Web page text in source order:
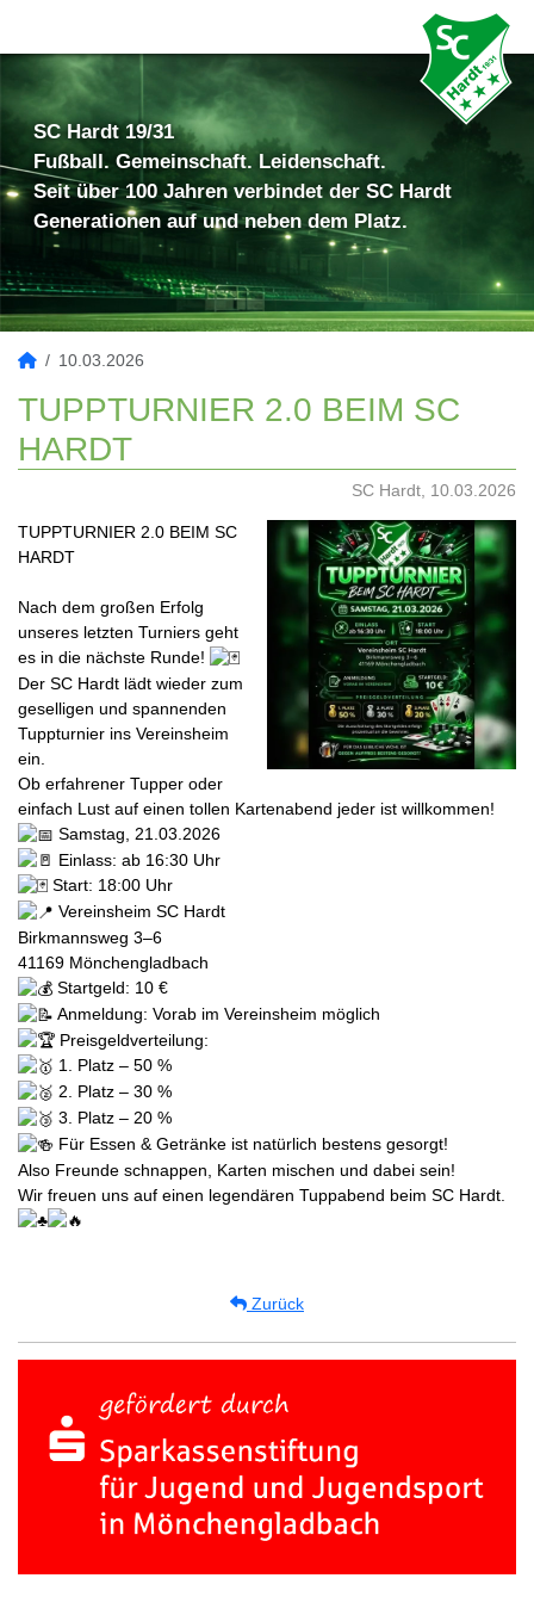
SC Hardt 19/31
Fußball. Gemeinschaft. Leidenschaft.
Seit über 100 Jahren verbindet der SC Hardt
Generationen auf und neben dem Platz.
10.03.2026
TUPPTURNIER 2.0 BEIM SC
HARDT
SC Hardt, 10.03.2026
TUPPTURNIER 2.0 BEIM SC
HARDT
Nach dem großen Erfolg
unseres letzten Turniers geht
es in die nächste Runde!
Der SC Hardt lädt wieder zum
geselligen und spannenden
Tuppturnier ins Vereinsheim
ein.
Ob erfahrener Tupper oder
einfach Lust auf einen tollen Kartenabend jeder ist willkommen!
Samstag, 21.03.2026
Einlass: ab 16:30 Uhr
Start: 18:00 Uhr
Vereinsheim SC Hardt
Birkmannsweg 3–6
41169 Mönchengladbach
Startgeld: 10 €
Anmeldung: Vorab im Vereinsheim möglich
Preisgeldverteilung:
1. Platz – 50 %
2. Platz – 30 %
3. Platz – 20 %
Für Essen & Getränke ist natürlich bestens gesorgt!
Also Freunde schnappen, Karten mischen und dabei sein!
Wir freuen uns auf einen legendären Tuppabend beim SC Hardt.
Zurück